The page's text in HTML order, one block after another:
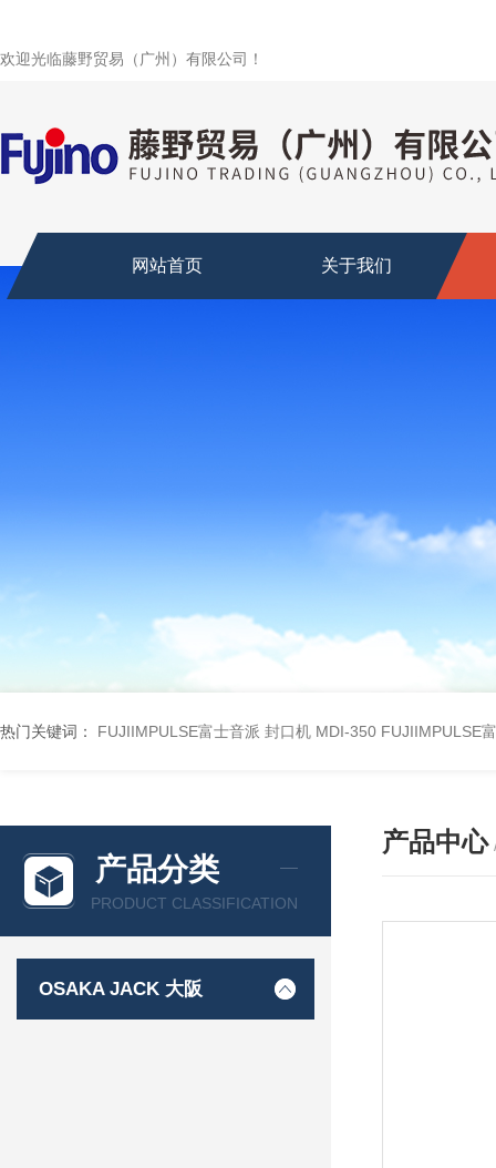
欢迎光临藤野贸易（广州）有限公司！
网站首页 关于我们
热门关键词： FUJIIMPULSE富士音派 封口机 MDI-350 FUJIIMPULSE
产品分类
PRODUCT CLASSIFICATION
OSAKA JACK 大阪
产品中心